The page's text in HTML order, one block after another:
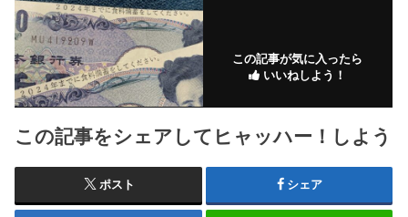
この記事が気に入ったら
いいねしよう！
この記事をシェアしてヒャッハー！しよう
ポスト シェア